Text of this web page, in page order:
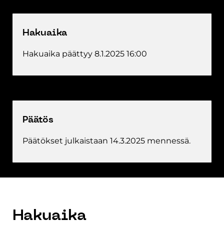
Hakuaika
Hakuaika päättyy 8.1.2025 16:00
Päätös
Päätökset julkaistaan 14.3.2025 mennessä.
Hakuaika